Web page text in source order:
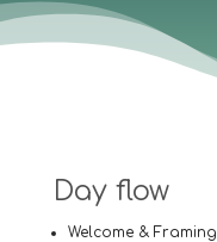
Day flow
Welcome & Framing